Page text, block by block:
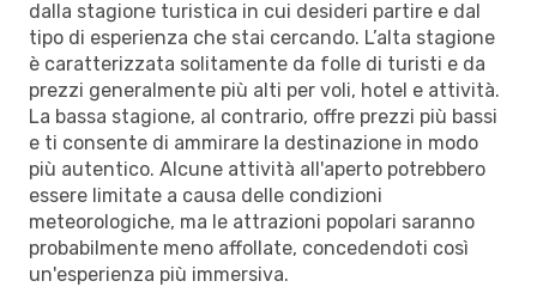
dalla stagione turistica in cui desideri partire e dal
tipo di esperienza che stai cercando. L’alta stagione
è caratterizzata solitamente da folle di turisti e da
prezzi generalmente più alti per voli, hotel e attività.
La bassa stagione, al contrario, offre prezzi più bassi
e ti consente di ammirare la destinazione in modo
più autentico. Alcune attività all'aperto potrebbero
essere limitate a causa delle condizioni
meteorologiche, ma le attrazioni popolari saranno
probabilmente meno affollate, concedendoti così
un'esperienza più immersiva.